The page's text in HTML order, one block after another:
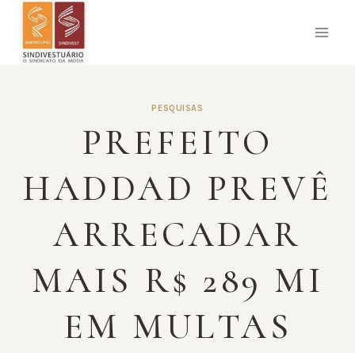
Pular
PESQUISAS
PREFEITO
HADDAD PREVÊ
ARRECADAR
MAIS R$ 289 MI
EM MULTAS